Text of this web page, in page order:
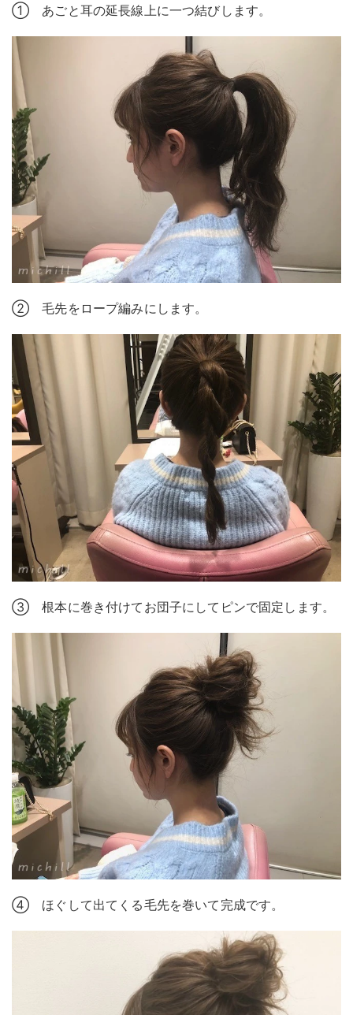
① あごと耳の延長線上に一つ結びします。
② 毛先をロープ編みにします。
③ 根本に巻き付けてお団子にしてピンで固定します。
④ ほぐして出てくる毛先を巻いて完成です。